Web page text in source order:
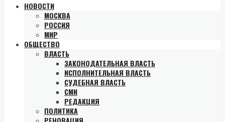
НОВОСТИ
МОСКВА
РОССИЯ
МИР
ОБЩЕСТВО
ВЛАСТЬ
ЗАКОНОДАТЕЛЬНАЯ ВЛАСТЬ
ИСПОЛНИТЕЛЬНАЯ ВЛАСТЬ
СУДЕБНАЯ ВЛАСТЬ
СМИ
РЕДАКЦИЯ
ПОЛИТИКА